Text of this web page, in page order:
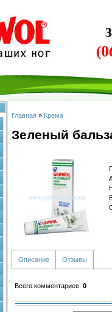
Главная » Крема
Зеленый
Описание Отзывы
Всего комментариев: 0